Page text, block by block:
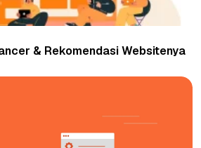
& Rekomendasi Websitenya